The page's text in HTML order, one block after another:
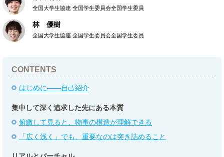
全国大学生協連 全国学生委員会全国学生委員
林 優樹
全国大学生協連 全国学生委員会全国学生委員
CONTENTS
はじめに――自己紹介
集中して深く追求した先にある本質
俯瞰して見ると、物事の構造が理解できる
「広く浅く」でも、重要なのは突き詰めること